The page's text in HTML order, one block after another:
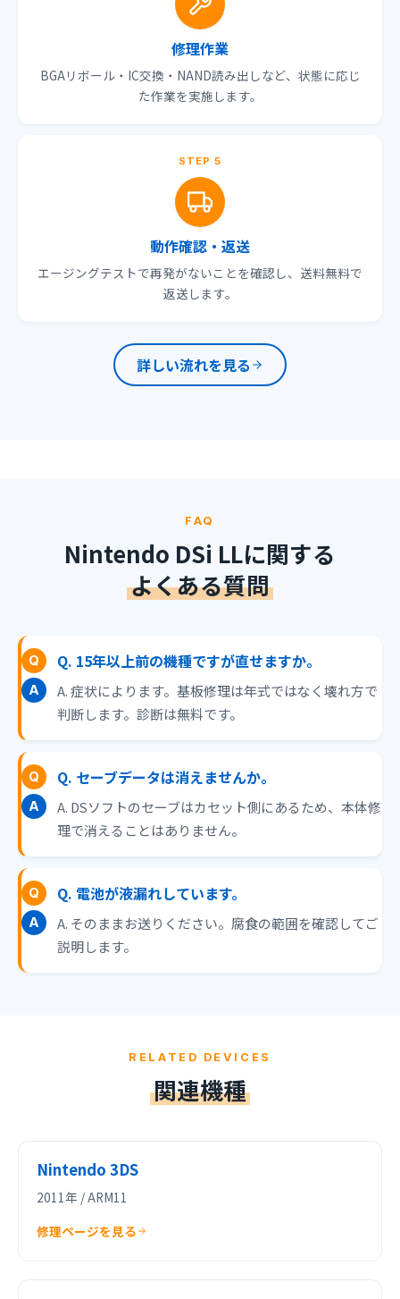
修理作業
BGAリボール・IC交換・NAND読み出しなど、状態に応じ
た作業を実施します。
STEP 5
動作確認・返送
エージングテストで再発がないことを確認し、送料無料で
返送します。
詳しい流れを見る
FAQ
Nintendo DSi LLに関する
よくある質問
Q. 15年以上前の機種ですが直せますか。
A. 症状によります。基板修理は年式ではなく壊れ方で
判断します。診断は無料です。
Q. セーブデータは消えませんか。
A. DSソフトのセーブはカセット側にあるため、本体修
理で消えることはありません。
Q. 電池が液漏れしています。
A. そのままお送りください。腐食の範囲を確認してご
説明します。
RELATED DEVICES
関連機種
Nintendo 3DS
2011年 / ARM11
修理ページを見る